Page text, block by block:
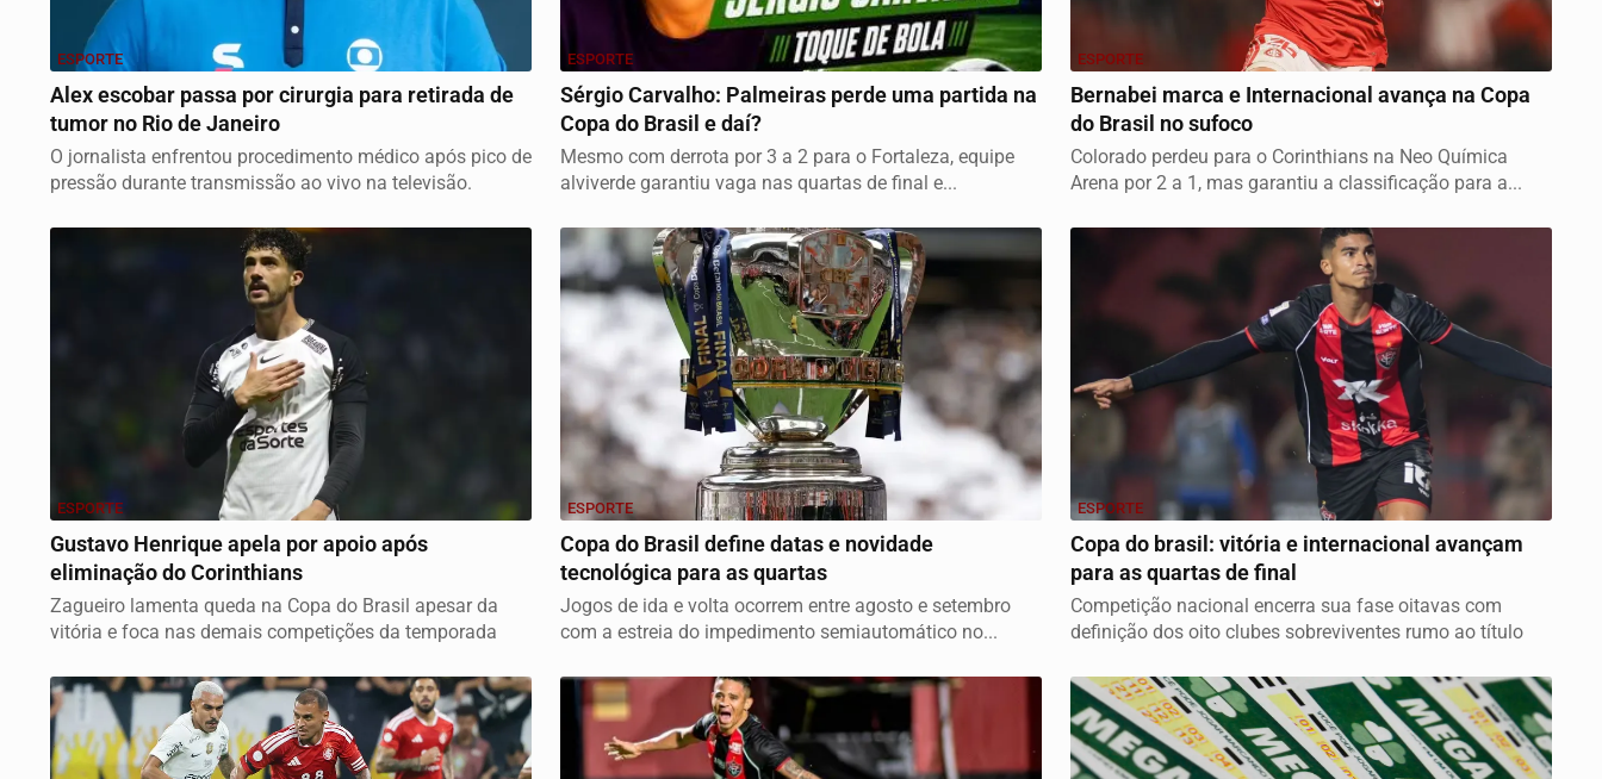
ESPORTE
Alex escobar passa por cirurgia para retirada de
tumor no Rio de Janeiro
O jornalista enfrentou procedimento médico após pico de
pressão durante transmissão ao vivo na televisão.
ESPORTE
Sérgio Carvalho: Palmeiras perde uma partida na
Copa do Brasil e daí?
Mesmo com derrota por 3 a 2 para o Fortaleza, equipe
alviverde garantiu vaga nas quartas de final e...
ESPORTE
Bernabei marca e Internacional avança na Copa
do Brasil no sufoco
Colorado perdeu para o Corinthians na Neo Química
Arena por 2 a 1, mas garantiu a classificação para a...
ESPORTE
Gustavo Henrique apela por apoio após
eliminação do Corinthians
Zagueiro lamenta queda na Copa do Brasil apesar da
vitória e foca nas demais competições da temporada
ESPORTE
Copa do Brasil define datas e novidade
tecnológica para as quartas
Jogos de ida e volta ocorrem entre agosto e setembro
com a estreia do impedimento semiautomático no...
ESPORTE
Copa do brasil: vitória e internacional avançam
para as quartas de final
Competição nacional encerra sua fase oitavas com
definição dos oito clubes sobreviventes rumo ao título